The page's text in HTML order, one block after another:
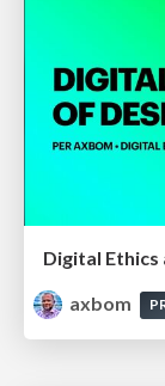
Digital Ethics
axbom